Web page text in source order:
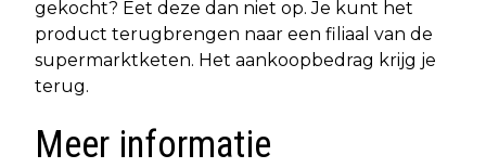
gekocht? Eet deze dan niet op. Je kunt het
product terugbrengen naar een filiaal van de
supermarktketen. Het aankoopbedrag krijg je
terug.
Meer informatie